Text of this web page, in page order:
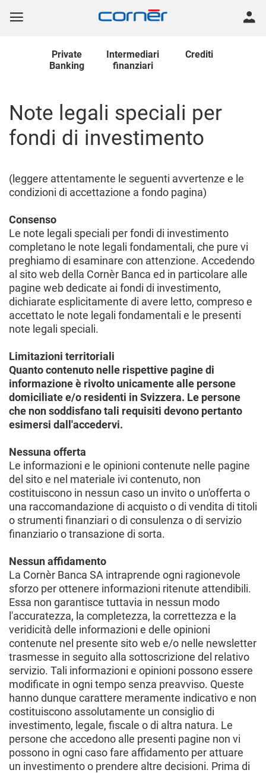
Private
Banking
Intermediari
finanziari
Crediti
Note legali speciali per
fondi di investimento
(leggere attentamente le seguenti avvertenze e le
condizioni di accettazione a fondo pagina)
Consenso
Le note legali speciali per fondi di investimento
completano le note legali fondamentali, che pure vi
preghiamo di esaminare con attenzione. Accedendo
al sito web della Cornèr Banca ed in particolare alle
pagine web dedicate ai fondi di investimento,
dichiarate esplicitamente di avere letto, compreso e
accettato le note legali fondamentali e le presenti
note legali speciali.
Limitazioni territoriali
Quanto contenuto nelle rispettive pagine di
informazione è rivolto unicamente alle persone
domiciliate e/o residenti in Svizzera. Le persone
che non soddisfano tali requisiti devono pertanto
esimersi dall'accedervi.
Nessuna offerta
Le informazioni e le opinioni contenute nelle pagine
del sito e nel materiale ivi contenuto, non
costituiscono in nessun caso un invito o un'offerta o
una raccomandazione di acquisto o di vendita di titoli
o strumenti finanziari o di consulenza o di servizio
finanziario o transazione di sorta.
Nessun affidamento
La Cornèr Banca SA intraprende ogni ragionevole
sforzo per ottenere informazioni ritenute attendibili.
Essa non garantisce tuttavia in nessun modo
l'accuratezza, la completezza, la correttezza e la
veridicità delle informazioni e delle opinioni
contenute nel presente sito web e/o nelle newsletter
trasmesse in seguito alla sottoscrizione del relativo
servizio. Tali informazioni e opinioni possono essere
modificate in ogni tempo senza preavviso. Queste
hanno dunque carattere meramente indicativo e non
costituiscono assolutamente un consiglio di
investimento, legale, fiscale o di altra natura. Le
persone che accedono alle presenti pagine non vi
possono in ogni caso fare affidamento per attuare
un investimento o prendere altre decisioni. Prima di